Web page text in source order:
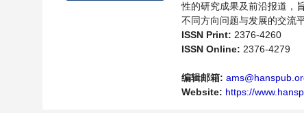
性的研究成果及前沿报道，
不同方向问题与发展的交流平
ISSN Print: 2376-4260
ISSN Online: 2376-4279
编辑邮箱:
Website: https://